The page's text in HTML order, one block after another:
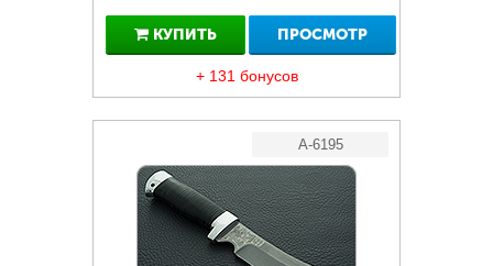
КУПИТЬ ПРОСМОТР
+ 131 бонусов
A-6195